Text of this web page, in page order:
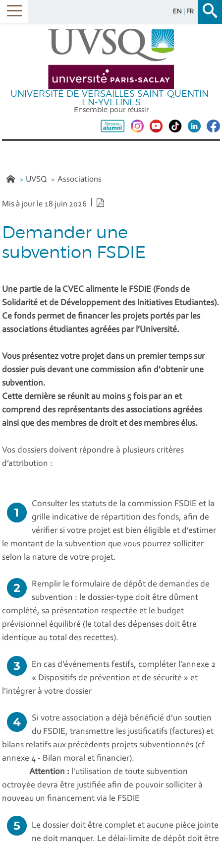
EN FR
UNIVERSITÉ DE VERSAILLES SAINT-QUENTIN-
EN-YVELINES
Ensemble pour réussir
UVSQ Associations
Mis à jour le 18 juin 2026
Demander une
subvention FSDIE
Une partie de la CVEC alimente le FSDIE (Fonds de
Solidarité et de Développement des Initiatives Etudiantes).
Ce fonds permet de financer les projets portés par les
associations étudiantes agréées par l’Université.
Vous présentez votre projet dans un premier temps sur
dossier puis devant une commission afin d'obtenir une
subvention.
Cette dernière se réunit au moins 5 fois par an et
comprend des représentants des associations agréées
ainsi que des membres de droit et des membres élus.
Vos dossiers doivent répondre à plusieurs critères
d’attribution :
Consulter les statuts de la commission FSDIE et la
grille indicative de répartition des fonds, afin de
vérifier si votre projet est bien éligible et d’estimer
le montant de la subvention que vous pourrez solliciter
selon la nature de votre projet.
Remplir le formulaire de dépôt de demandes de
subvention : le dossier-type doit être dûment
complété, sa présentation respectée et le budget
prévisionnel équilibré (le total des dépenses doit être
identique au total des recettes).
En cas d’événements festifs, compléter l’annexe 2
« Dispositifs de prévention et de sécurité » et
l’intégrer à votre dossier
Si votre association a déjà bénéficié d’un soutien
du FSDIE, transmettre les justificatifs (factures) et
bilans relatifs aux précédents projets subventionnés (cf
annexe 4 - Bilan moral et financier).
Attention : l'utilisation de toute subvention
octroyée devra être justifiée afin de pouvoir solliciter à
nouveau un financement via le FSDIE
Le dossier doit être complet et aucune pièce jointe
ne doit manquer. Le délai-limite de dépôt doit être